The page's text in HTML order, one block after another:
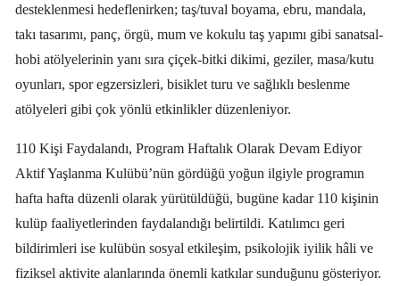
desteklenmesi hedeflenirken; taş/tuval boyama, ebru, mandala,
takı tasarımı, panç, örgü, mum ve kokulu taş yapımı gibi sanatsal-
hobi atölyelerinin yanı sıra çiçek-bitki dikimi, geziler, masa/kutu
oyunları, spor egzersizleri, bisiklet turu ve sağlıklı beslenme
atölyeleri gibi çok yönlü etkinlikler düzenleniyor.
110 Kişi Faydalandı, Program Haftalık Olarak Devam Ediyor
Aktif Yaşlanma Kulübü’nün gördüğü yoğun ilgiyle programın
hafta hafta düzenli olarak yürütüldüğü, bugüne kadar 110 kişinin
kulüp faaliyetlerinden faydalandığı belirtildi. Katılımcı geri
bildirimleri ise kulübün sosyal etkileşim, psikolojik iyilik hâli ve
fiziksel aktivite alanlarında önemli katkılar sunduğunu gösteriyor.